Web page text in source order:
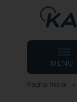
MENU
Página Inicial